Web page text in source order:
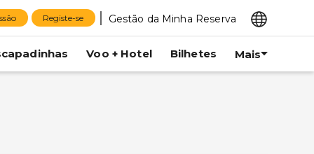
Registe-se Gestão da Minha Reserva
Voo + Hotel Bilhetes Mais